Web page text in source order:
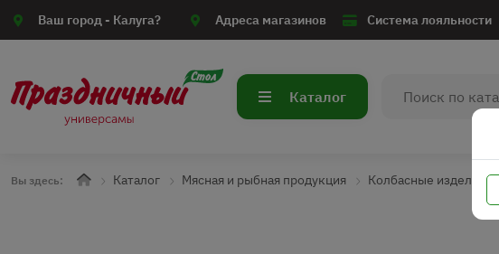
Ваш город - Калуга? Адреса магазинов Система лояльности
Каталог
Вы здесь: Каталог Мясная и рыбная продукция Колбасные изделия